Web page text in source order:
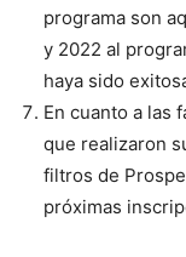
programa son
y 2022 al
haya sido
En cuanto a las
que realizaron
filtros de
próximas